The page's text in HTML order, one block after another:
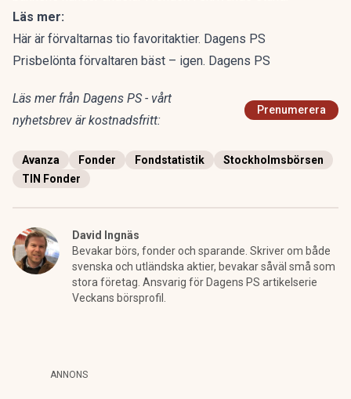
Läs mer:
Här är förvaltarnas tio favoritaktier. Dagens PS
Prisbelönta förvaltaren bäst – igen. Dagens PS
Läs mer från Dagens PS - vårt
nyhetsbrev är kostnadsfritt:
Prenumerera
Avanza Fonder Fondstatistik
Stockholmsbörsen
TIN Fonder
David Ingnäs
Bevakar börs, fonder och sparande. Skriver om både
svenska och utländska aktier, bevakar såväl små som
stora företag. Ansvarig för Dagens PS artikelserie
Veckans börsprofil.
ANNONS